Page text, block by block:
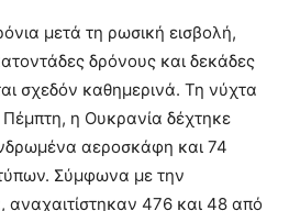
μετά τη ρωσική εισβολή,
δρόνους και δεκάδες
σχεδόν καθημερινά. Τη νύχτα
η Ουκρανία δέχτηκε
αεροσκάφη και 74
Σύμφωνα με την
αναχαιτίστηκαν 476 και 48 από